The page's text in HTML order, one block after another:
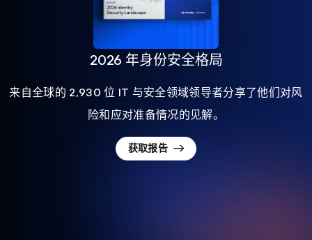
2026 年身份安全格局
来自全球的 2,930 位 IT 与安全领域领导者分享了他们对风
险和应对准备情况的见解。
获取报告